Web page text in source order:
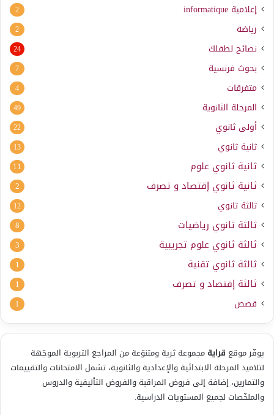
إعلامية informatique
2
رياضة 2
نصائح لطفلك 24
بحوث فرنسية 7
متفرقات 4
المرحلة الثانوية 49
أولى ثانوي 22
ثانية ثانوي 13
ثانية ثانوي علوم 11
ثانية ثانوي إقتصاد و تصرف 2
ثالثة ثانوي 12
ثالثة ثانوي رياضيات 8
ثالثة ثانوي علوم تجريبية 3
ثالثة ثانوي تقنية 1
ثالثة إقتصاد و تصرف 1
قصص 1
يوفّر موقع قرايةمجموعة ثرية ومتنوّعة من المراجع التربوية الموجّهة
لتلاميذ المرحلة الابتدائية والإعدادية والثانوية، تشمل الامتحانات والتقييمات
والتمارين، إضافة إلى فروض المراقبة والفروض التأليفية والدروس
والملخّصات لجميع المستويات الدراسية.